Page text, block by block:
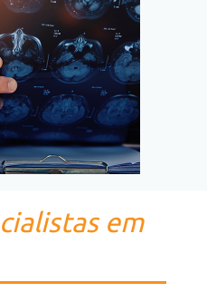
em